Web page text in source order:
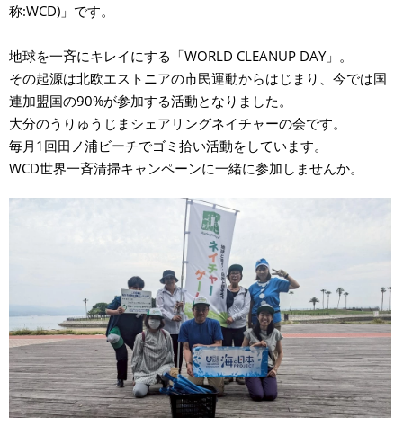
称:WCD)」です。
地球を一斉にキレイにする「WORLD CLEANUP DAY」。
その起源は北欧エストニアの市民運動からはじまり、今では国
連加盟国の90%が参加する活動となりました。
大分のうりゅうじまシェアリングネイチャーの会です。
毎月1回田ノ浦ビーチでゴミ拾い活動をしています。
WCD世界一斉清掃キャンペーンに一緒に参加しませんか。